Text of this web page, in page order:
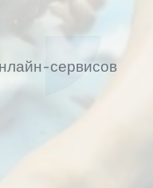
сервисов